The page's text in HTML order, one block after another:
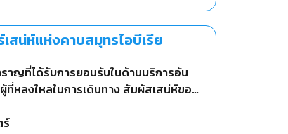
สน่ห์แห่งคาบสมุทรไอบีเรีย
าญที่ได้รับการยอมรับในด้านบริการอัน
ที่หลงใหลในการเดินทาง สัมผัสเสน่ห์ของ
ลี ฝรั่งเศส สเปน และโปรตุเกส
ร์